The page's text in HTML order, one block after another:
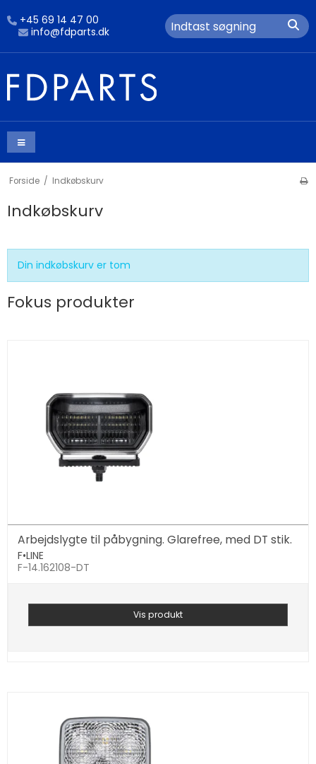
+45 69 14 47 00
info@fdparts.dk
Forside / Indkøbskurv
Indkøbskurv
Din indkøbskurv er tom
Fokus produkter
Arbejdslygte til påbygning. Glarefree, med DT stik.
F•LINE
F-14.162108-DT
Vis produkt